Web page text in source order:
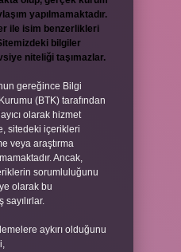
yapılmamaktadır.
ile isim benzerlikleri
bilgiler
niteliği taşımazlar.
gereğince Bilgi
(BTK) tarafından
olarak hizmet
sitedeki içerikleri
veya araştırma
Ancak,
sorumluluğunu
olarak bu
aykırı olduğunu